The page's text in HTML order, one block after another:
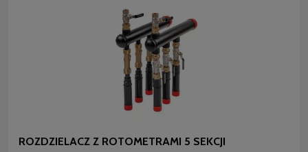
ROZDZIELACZ Z ROTOMETRAMI 5 SEKCJI